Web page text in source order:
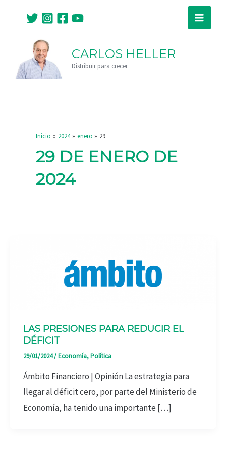
contenido
Main
CARLOS HELLER
Distribuir para crecer
Inicio 2024 enero 29
29 DE ENERO DE
2024
LAS PRESIONES PARA REDUCIR EL
DÉFICIT
29/01/2024/Economía,Política
Ámbito Financiero | Opinión La estrategia para
llegar al déficit cero, por parte del Ministerio de
Economía, ha tenido una importante […]